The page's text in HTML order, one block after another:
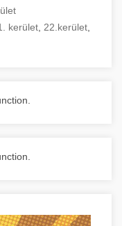
kerület 22.kerület